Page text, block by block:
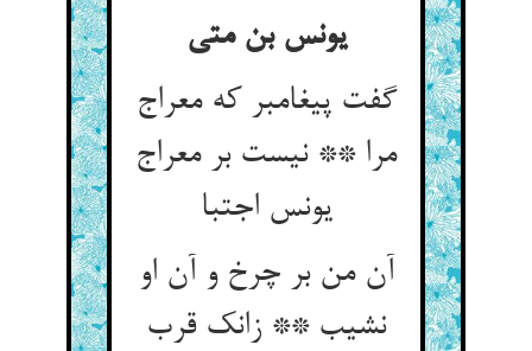
یونس بن متی
گفت پیغامبر که معراج
مرا ** نیست بر معراج
یونس اجتبا
آن من بر چرخ و آن او
نشیب ** زانک قرب